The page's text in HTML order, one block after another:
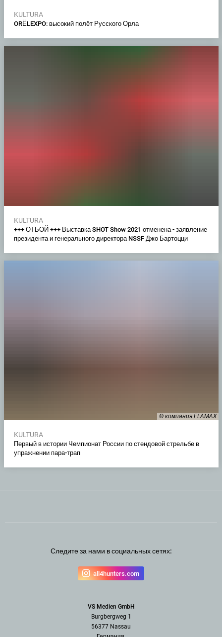
KULTURA
ORЁLEXPO: высокий полёт Русского Орла
KULTURA
+++ ОТБОЙ +++ Выставка SHOT Show 2021 отменена - заявление
президента и генерального директора NSSF Джо Бартоцци
© компания FLAMAX
KULTURA
Первый в истории Чемпионат России по стендовой стрельбе в
упражнении пара-трап
Следите за нами в социальных сетях:
all4hunters.com
VS Medien GmbH
Burgbergweg 1
56377 Nassau